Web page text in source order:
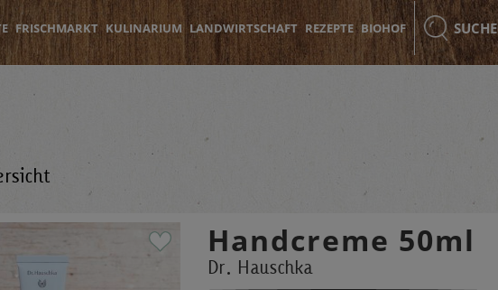
FRISCHMARKT KULINARIUM LANDWIRTSCHAFT REZEPTE BIOHOF SUCHE
Handcreme 50ml
Dr. Hauschka